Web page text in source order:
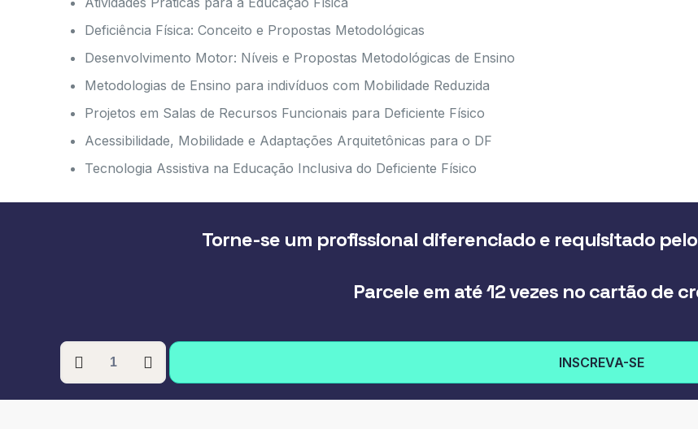
Deficiência Física: Conceito e Propostas Metodológicas
Desenvolvimento Motor: Níveis e Propostas Metodológicas de Ensino
Metodologias de Ensino para indivíduos com Mobilidade Reduzida
Projetos em Salas de Recursos Funcionais para Deficiente Físico
Acessibilidade, Mobilidade e Adaptações Arquitetônicas para o DF
Tecnologia Assistiva na Educação Inclusiva do Deficiente Físico
Torne-se um profissional diferenciado e requisitado
Parcele em até 12 vezes no cartão de
PÓS-
GRADUAÇÃO
INSCREVA-SE